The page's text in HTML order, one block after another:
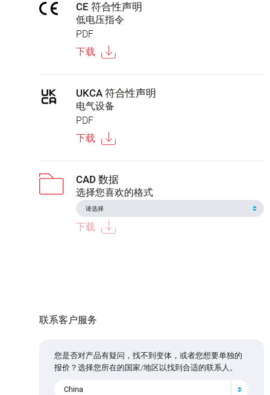
CE 符合性声明
低电压指令
PDF
下载
UKCA 符合性声明
电气设备
PDF
下载
CAD 数据
选择您喜欢的格式
下载
联系客户服务
您是否对产品有疑问，找不到变体，或者您想要单独的
报价？选择您所在的国家/地区以找到合适的联系人。
China